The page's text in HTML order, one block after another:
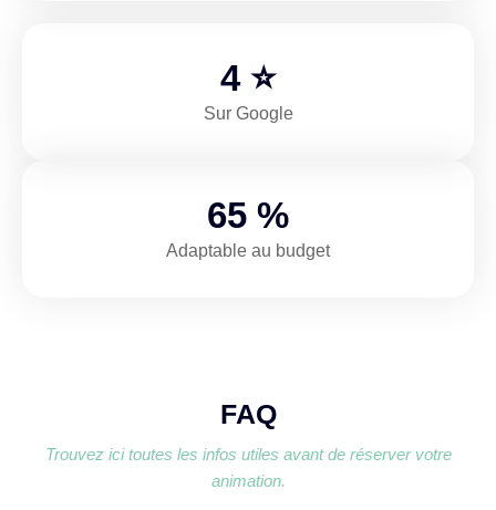
5 ⭐
Sur Google
92 %
Adaptable au budget
FAQ
Trouvez ici toutes les infos utiles avant de réserver votre
animation.